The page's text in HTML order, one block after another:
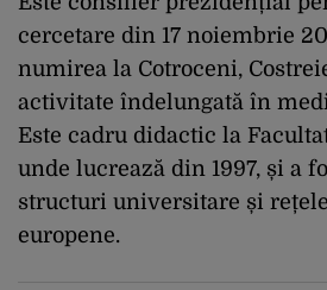
cercetare din 17 noiembrie
numirea la Cotroceni,
activitate îndelungată în
Este cadru didactic la
unde lucrează din 1997, și a
structuri universitare și
europene.